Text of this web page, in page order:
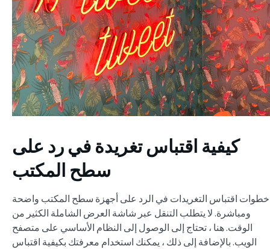
كيفية اقتباس تغريدة في رد على
سطح المكتب
خطوات اقتباس التغريدات في الرد على أجهزة سطح المكتب واضحة
ومباشرة. لا يتطلب التنقل عبر شاشة العرض الشاملة الكثير من
الوقت. هنا ، تحتاج إلى الوصول إلى النظام الأساسي على متصفح
الويب. بالإضافة إلى ذلك ، يمكنك استخدام معرفتك بكيفية اقتباس